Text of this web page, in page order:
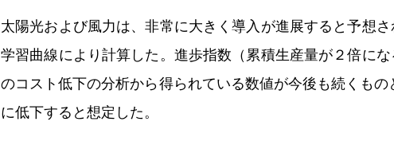
太陽光および風力は、非常に大きく導入が進展すると予想
学習曲線により計算した。進歩指数（累積生産量が２倍に
のコスト低下の分析から得られている数値が今後も続くも
に低下すると想定した。